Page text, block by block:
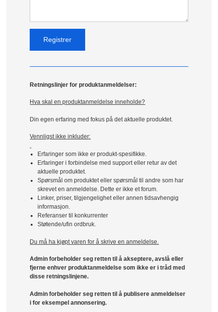
Retningslinjer for produktanmeldelser:
Hva skal en produktanmeldelse inneholde?
Din egen erfaring med fokus på det aktuelle produktet.
Vennligst ikke inkluder:
Erfaringer som ikke er produkt-spesifikke.
Erfaringer i forbindelse med support eller retur av det
aktuelle produktet.
Spørsmål om produktet eller spørsmål til andre som har
skrevet en anmeldelse. Dette er ikke et forum.
Linker, priser, tilgjengelighet eller annen tidsavhengig
informasjon.
Referanser til konkurrenter
Støtende/ufin ordbruk.
Du må ha kjøpt varen for å skrive en anmeldelse.
Admin forbeholder seg retten til å akseptere, avslå eller
fjerne enhver produktanmeldelse som ikke er i tråd med
disse retningslinjene.
Admin forbeholder seg retten til å publisere anmeldelser
i for eksempel annonsering.